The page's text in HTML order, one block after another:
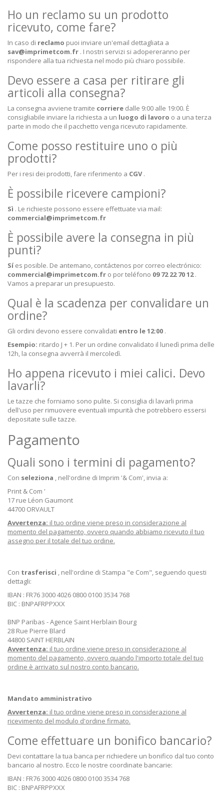
Ho un reclamo su un prodotto
ricevuto, come fare?
In caso di reclamo puoi inviare un'email dettagliata a
sav@imprimetcom.fr . I nostri servizi si adopereranno per
rispondere alla tua richiesta nel modo più chiaro possibile.
Devo essere a casa per ritirare gli
articoli alla consegna?
La consegna avviene tramite corriere dalle 9:00 alle 19:00. È
consigliabile inviare la richiesta a un luogo di lavoro o a una terza
parte in modo che il pacchetto venga ricevuto rapidamente.
Come posso restituire uno o più
prodotti?
Per i resi dei prodotti, fare riferimento a CGV.
È possibile ricevere campioni?
Sì . Le richieste possono essere effettuate via mail:
commercial@imprimetcom.fr
È possibile avere la consegna in più
punti?
Síes posible. De antemano, contáctenos por correo electrónico:
commercial@imprimetcom.fr o por teléfono 09 72 22 70 12.
Vamos a preparar un presupuesto.
Qual è la scadenza per convalidare un
ordine?
Gli ordini devono essere convalidati entro le 12:00 .
Esempio: ritardo J + 1. Per un ordine convalidato il lunedì prima delle
12h, la consegna avverrà il mercoledì.
Ho appena ricevuto i miei calici. Devo
lavarli?
Le tazze che forniamo sono pulite. Si consiglia di lavarli prima
dell'uso per rimuovere eventuali impurità che potrebbero essersi
depositate sulle tazze.
Pagamento
Quali sono i termini di pagamento?
Con seleziona
, nell'ordine di Imprim '& Com', invia a:
Print & Com '
17 rue Léon Gaumont
44700 ORVAULT
Avvertenza: il tuo ordine viene preso in considerazione al
momento del pagamento, ovvero quando abbiamo ricevuto il tuo
assegno per il totale del tuo ordine.
Con trasferisci
, nell'ordine di Stampa "e Com", seguendo questi
dettagli:
IBAN : FR76 3000 4026 0800 0100 3534 768
BIC : BNPAFRPPXXX
BNP Paribas - Agence Saint Herblain Bourg
28 Rue Pierre Blard
44800 SAINT HERBLAIN
Avvertenza: il tuo ordine viene preso in considerazione al
momento del pagamento, ovvero quando l'importo totale del tuo
ordine è arrivato sul nostro conto bancario.
Mandato amministrativo
Avvertenza: il tuo ordine viene preso in considerazione al
ricevimento del modulo d'ordine firmato.
Come effettuare un bonifico bancario?
Devi contattare la tua banca per richiedere un bonifico dal tuo conto
bancario al nostro. Ecco le nostre coordinate bancarie:
IBAN : FR76 3000 4026 0800 0100 3534 768
BIC : BNPAFRPPXXX